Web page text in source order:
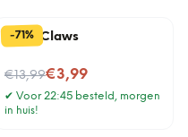
-71%
Meat Claws
€13,99
Nu voor€3,99
✔ Voor 22:45 besteld, morgen
in huis!